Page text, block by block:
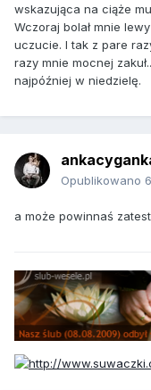
wskazująca na ciąże
Wczoraj bolał mnie
uczucie. I tak z pare
razy mnie mocnej
najpóźniej w niedzielę.
Opublikowano
a może powinnaś